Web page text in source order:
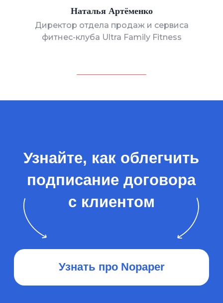
Наталья Артёменко
Директор отдела продаж и сервиса
фитнес-клуба Ultra Family Fitness